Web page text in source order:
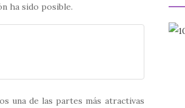
ha sido posible.
una de las partes más atractivas